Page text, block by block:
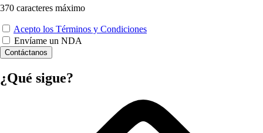
370 caracteres máximo
Acepto los Términos y Condiciones
Envíame un NDA
Contáctanos
¿Qué sigue?